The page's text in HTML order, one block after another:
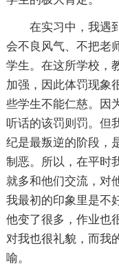
在实习中，我遇
会不良风气、不把
学生。在这所学校，
加强，因此体罚现象
些学生不能仁慈。因
听话的该罚则罚。但
纪是最叛逆的阶段，
制恶。所以，在平时
就多和他们交流，对
我最初的印象里是不
他变了很多，作业也
对我也很礼貌，而我
喻。